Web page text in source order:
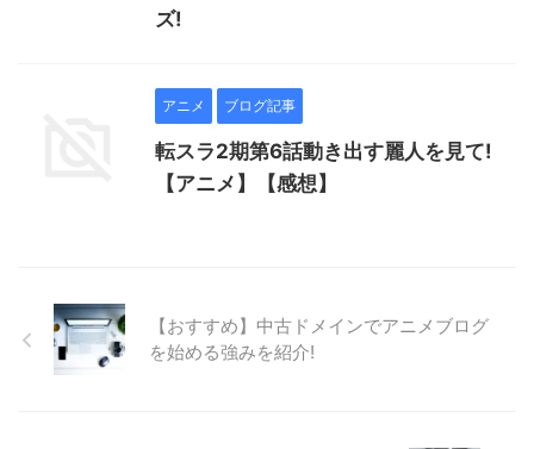
ズ!
アニメ ブログ記事
転スラ2期第6話動き出す麗人を見て!
【アニメ】【感想】
【おすすめ】中古ドメインでアニメブログ
を始める強みを紹介!